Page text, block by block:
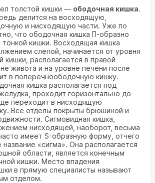
толстой кишки — ободочная кишка.
делится на восходящую,
и нисходящую части. Уже по
что ободочная кишка П-образно
тонкой кишки. Восходящая кишка
слепой, начинается от уровня
кишки, располагается в правой
живота и на уровне печени после
в поперечноободочную кишку.
кишка располагается под
проходит горизонтально до
переходит в нисходящую
Все отделы покрыты брюшиной и
Сигмовидная кишка,
нисходящей, наоборот, весьма
имеет S-образную форму, отчего
название «сигма». Она располагается
области, является конечным
кишки. Место впадения
в прямую специалисты называют
отделом.